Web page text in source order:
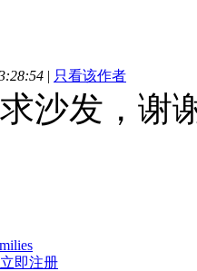
| 只看该作者
沙发，谢
立即注册